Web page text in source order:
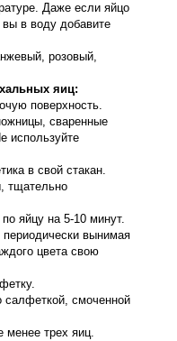
Даже если яйцо
вы в воду добавите
розовый,
яиц:
поверхность.
сваренные
используйте
в свой стакан.
тщательно
яйцу на 5-10 минут.
периодически вынимая
цвета свою
салфеткой, смоченной
менее трех яиц.